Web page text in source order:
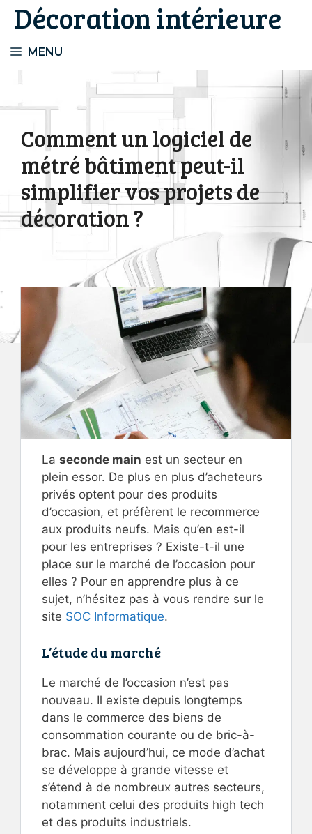
AllerDécoration intérieure
MENU
Comment un logiciel de
métré bâtiment peut-il
simplifier vos projets de
décoration ?
La seconde main est un secteur en
plein essor. De plus en plus d’acheteurs
privés optent pour des produits
d’occasion, et préfèrent le recommerce
aux produits neufs. Mais qu’en est-il
pour les entreprises ? Existe-t-il une
place sur le marché de l’occasion pour
elles ? Pour en apprendre plus à ce
sujet, n’hésitez pas à vous rendre sur le
site SOC Informatique.
L’étude du marché
Le marché de l’occasion n’est pas
nouveau. Il existe depuis longtemps
dans le commerce des biens de
consommation courante ou de bric-à-
brac. Mais aujourd’hui, ce mode d’achat
se développe à grande vitesse et
s’étend à de nombreux autres secteurs,
notamment celui des produits high tech
et des produits industriels.